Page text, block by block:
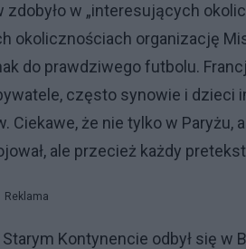
w „interesujących
okolicznościach organizację
do prawdziwego futbolu.
często synowie i dzieci
że nie tylko w Paryżu,
ale przecież każdy
Reklama
Kontynencie odbył się w